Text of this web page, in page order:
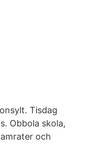
Tisdag
Obbola skola,
och